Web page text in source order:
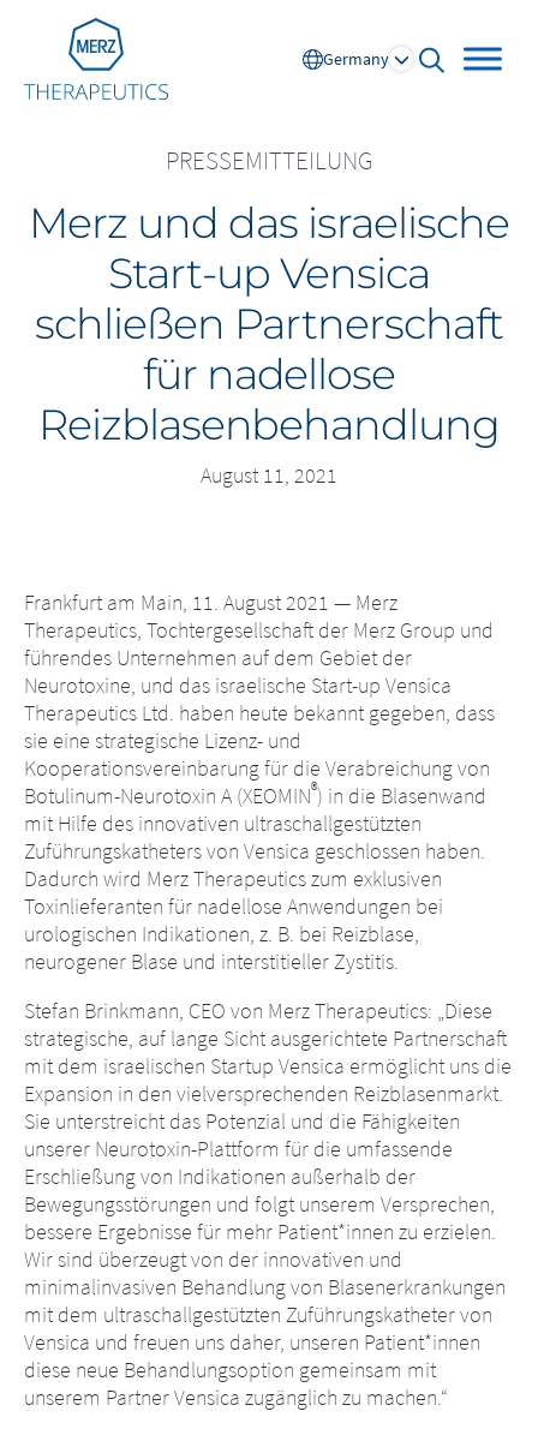
Go to Homepage
Germany
Global
Europe
France
Russia
Spain
Nordics
Saudi Arabia
North America
United States
PRESSEMITTEILUNG
Merz und das israelische
Start-up Vensica
schließen Partnerschaft
für nadellose
Reizblasenbehandlung
August 11, 2021
Frankfurt am Main, 11. August 2021 — Merz
Therapeutics, Tochtergesellschaft der Merz Group und
führendes Unternehmen auf dem Gebiet der
Neurotoxine, und das israelische Start-up Vensica
Therapeutics Ltd. haben heute bekannt gegeben, dass
sie eine strategische Lizenz- und
Kooperationsvereinbarung für die Verabreichung von
Botulinum-Neurotoxin A (XEOMIN®) in die Blasenwand
mit Hilfe des innovativen ultraschallgestützten
Zuführungskatheters von Vensica geschlossen haben.
Dadurch wird Merz Therapeutics zum exklusiven
Toxinlieferanten für nadellose Anwendungen bei
urologischen Indikationen, z. B. bei Reizblase,
neurogener Blase und interstitieller Zystitis.
Stefan Brinkmann, CEO von Merz Therapeutics: „Diese
strategische, auf lange Sicht ausgerichtete Partnerschaft
mit dem israelischen Startup Vensica ermöglicht uns die
Expansion in den vielversprechenden Reizblasenmarkt.
Sie unterstreicht das Potenzial und die Fähigkeiten
unserer Neurotoxin-Plattform für die umfassende
Erschließung von Indikationen außerhalb der
Bewegungsstörungen und folgt unserem Versprechen,
bessere Ergebnisse für mehr Patient*innen zu erzielen.
Wir sind überzeugt von der innovativen und
minimalinvasiven Behandlung von Blasenerkrankungen
mit dem ultraschallgestützten Zuführungskatheter von
Vensica und freuen uns daher, unseren Patient*innen
diese neue Behandlungsoption gemeinsam mit
unserem Partner Vensica zugänglich zu machen.“